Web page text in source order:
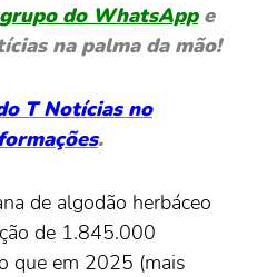
grupo do WhatsAppe
na palma da mão!
T Notícias no
.
de algodão herbáceo
de 1.845.000
que em 2025 (mais